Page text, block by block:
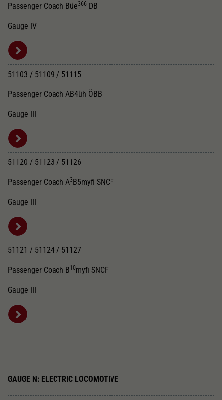
Passenger Coach Büe366 DB
Gauge IV
51103 / 51109 / 51115
Passenger Coach AB4üh ÖBB
Gauge III
51120 / 51123 / 51126
Passenger Coach A3B5myfi SNCF
Gauge III
51121 / 51124 / 51127
Passenger Coach B10myfi SNCF
Gauge III
GAUGE N: ELECTRIC LOCOMOTIVE